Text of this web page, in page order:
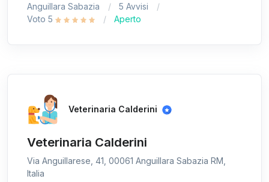
Anguillara Sabazia
5 Avvisi
Voto 5
Aperto
Veterinaria Calderini
Veterinaria Calderini
Via Anguillarese, 41, 00061 Anguillara Sabazia RM,
Italia